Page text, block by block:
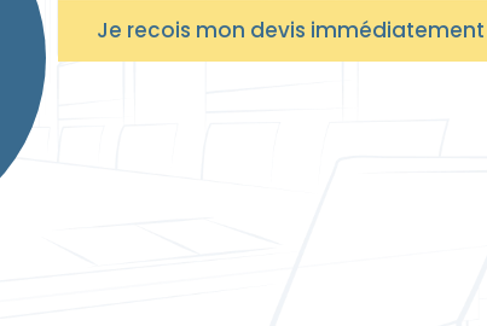
Je recois mon devis immédiatement